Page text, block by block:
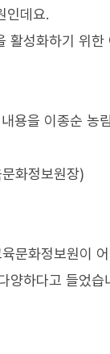
인데요.
활성화하기 위
용을 이종순 농
화정보원장)
문화정보원이
양하다고 들었습